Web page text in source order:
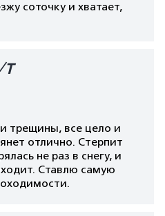
соточку и хватает,
T
трещины, все цело и
отлично. Стерпит
не раз в снегу, и
Ставлю самую